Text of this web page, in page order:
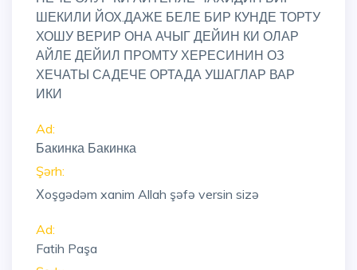
ШЕКИЛИ ЙОХ.ДАЖЕ БЕЛЕ БИР КУНДЕ ТОРТУ
ХОШУ ВЕРИР ОНА АЧЫГ ДЕЙИН КИ ОЛАР
АЙЛЕ ДЕЙИЛ ПРОМТУ ХЕРЕСИНИН ОЗ
ХЕЧАТЫ САДЕЧЕ ОРТАДА УШАГЛАР ВАР
ИКИ
Ad:
Бакинка Бакинка
Şərh:
Хoşgədəm xanim Allah şəfə versin sizə
Ad:
Fatih Paşa